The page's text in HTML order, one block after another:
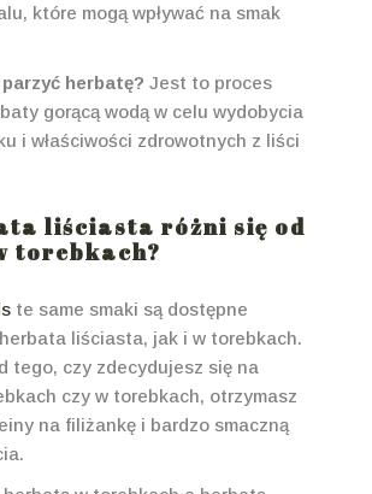
które mogą wpływać na smak
herbatę? Jest to proces
gorącą wodą w celu wydobycia
i właściwości zdrowotnych z liści
liściasta różni się od
torebkach?
te same smaki są dostępne
liściasta, jak i w torebkach.
tego, czy zdecydujesz się na
czy w torebkach, otrzymasz
na filiżankę i bardzo smaczną